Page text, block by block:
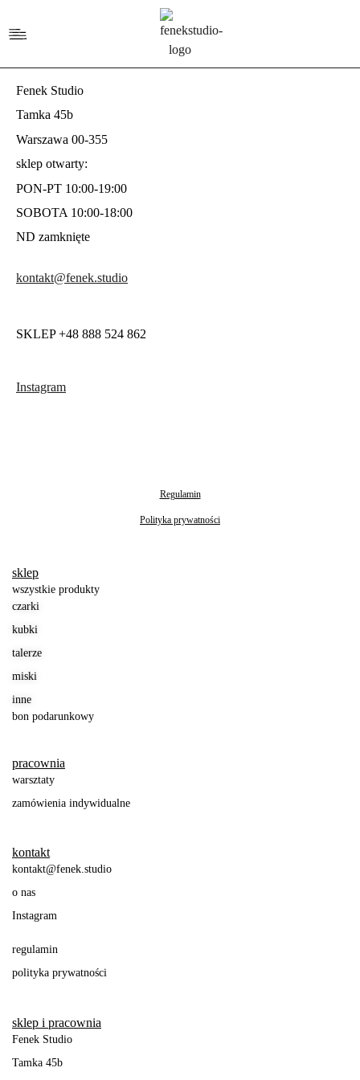
Fenek Studio
Tamka 45b
Warszawa 00-355
sklep otwarty:
PON-PT 10:00-19:00
SOBOTA 10:00-18:00
ND zamknięte
kontakt@fenek.studio
SKLEP +48 888 524 862
Instagram
Regulamin
Polityka prywatności
sklep
wszystkie produkty
czarki
kubki
talerze
miski
inne
bon podarunkowy
pracownia
warsztaty
zamówienia indywidualne
kontakt
kontakt@fenek.studio
o nas
Instagram
regulamin
polityka prywatności
sklep i pracownia
Fenek Studio
Tamka 45b